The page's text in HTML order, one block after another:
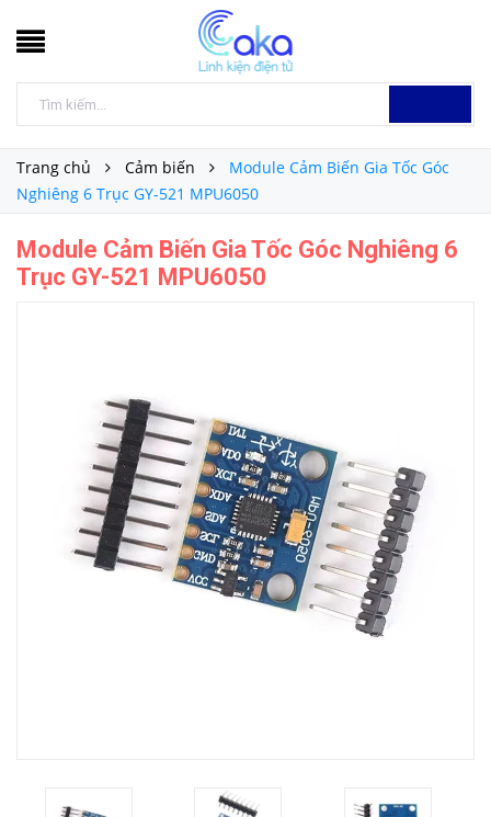
Trang chủ Cảm biến
Module Cảm Biến Gia Tốc Góc
Nghiêng 6 Trục GY-521 MPU6050
Module Cảm Biến Gia Tốc Góc Nghiêng 6
Trục GY-521 MPU6050